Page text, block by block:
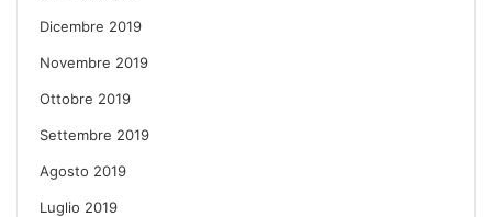
Dicembre 2019
Novembre 2019
Ottobre 2019
Settembre 2019
Agosto 2019
Luglio 2019